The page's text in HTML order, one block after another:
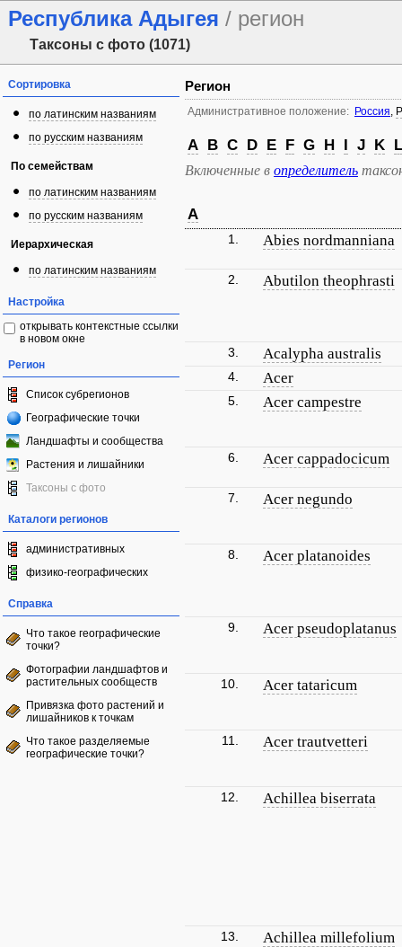
Республика Адыгея / регион
Таксоны с фото (1071)
Сортировка
по латинским названиям
по русским названиям
По семействам
по латинским названиям
по русским названиям
Иерархическая
по латинским названиям
Настройка
открывать контекстные ссылки
в новом окне
Регион
Список субрегионов
Географические точки
Ландшафты и сообщества
Растения и лишайники
Таксоны с фото
Каталоги регионов
административных
физико-географических
Справка
Что такое географические
точки?
Фотографии ландшафтов и
растительных сообществ
Привязка фото растений и
лишайников к точкам
Что такое разделяемые
географические точки?
Регион
Административное положение: Россия,
A B C D E F G H I J K L
Включенные в определитель
A
1. Abies nordmanniana
2. Abutilon theophrasti
3. Acalypha australis
4. Acer
5. Acer campestre
6. Acer cappadocicum
7. Acer negundo
8. Acer platanoides
9. Acer pseudoplatanus
10. Acer tataricum
11. Acer trautvetteri
12. Achillea biserrata
13. Achillea millefolium